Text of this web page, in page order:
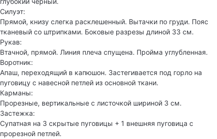
Силуэт:
Прямой, книзу слегка расклешенный. Вытачки по груди. Пояс
тканевый со штрипками. Боковые разрезы длиной 33 см.
Рукав:
Втачной, прямой. Линия плеча спущена. Пройма углубленная.
Воротник:
Апаш, переходящий в капюшон. Застегивается под горло на
пуговицу с навесной петлей из основной ткани.
Карманы:
Прорезные, вертикальные с листочкой шириной 3 см.
Застежка:
Супатная на 3 скрытые пуговицы + 1 внешняя пуговица с
прорезной петлей.